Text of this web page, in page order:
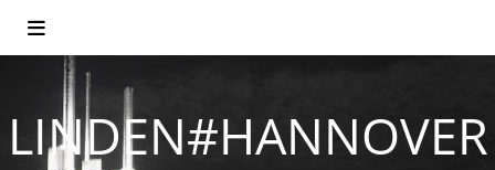
LINDEN#HANNOVER